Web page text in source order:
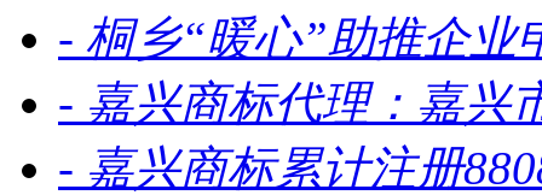
- 桐乡“暖心”助推企业
- 嘉兴商标代理：嘉兴
- 嘉兴商标累计注册